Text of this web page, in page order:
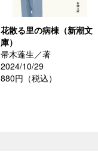
花散る里の病棟（新潮文
庫）
帚木蓬生／著
2024/10/29
880円（税込）